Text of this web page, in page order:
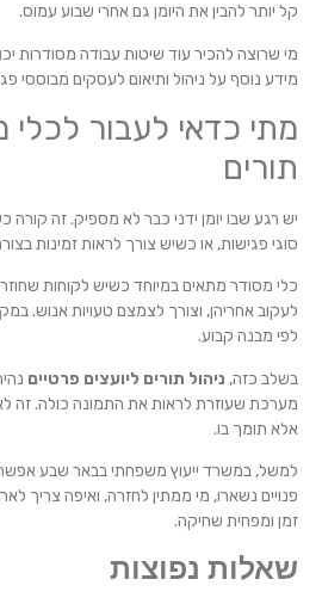
קל יותר להבין את היומן גם אחרי שבוע עמוס.
מי שרוצה להכיר עוד שיטות עבודה מסודרות
מידע נוסף על ניהול ותיאום לעסקים מבוססי
מתי כדאי לעבור לכלי
תורים
יש רגע שבו יומן ידני כבר לא מספיק. זה
סוגי פגישות, או כשיש צורך לראות זמינות
כלי מסודר מתאים במיוחד כשיש לקוחות
לעקוב אחריהן, וצורך לצמצם טעויות אנוש.
לפי מבנה קבוע.
בשלב כזה, ניהול תורים ליועצים פרטיים
מערכת שעוזרת לראות את התמונה כולה. זה
אלא תומך בו.
למשל, במשרד ייעוץ משפחתי בבאר שבע אפשר
פנויים נשארו, מי ממתין לחזרה, ואיפה צריך
זמן ומפחית שחיקה.
שאלות נפוצות